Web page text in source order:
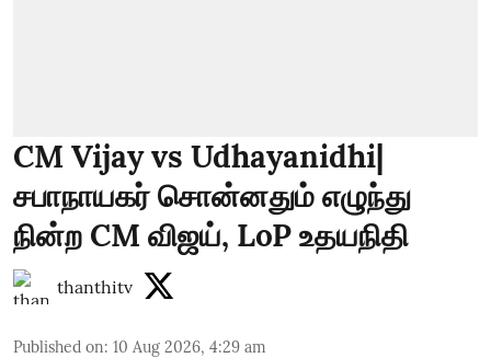
CM Vijay vs Udhayanidhi|
சபாநாயகர் சொன்னதும் எழுந்து
நின்ற CM விஜய், LoP உதயநிதி
thanthitv
Published on: 10 Aug 2026, 4:29 am